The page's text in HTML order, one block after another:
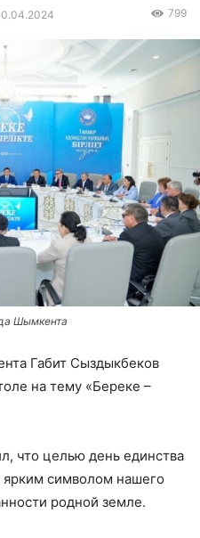
799
Шымкента
Габит Сыздыкбеков
на тему «Береке –
что целью день единства
ярким символом нашего
родной земле.